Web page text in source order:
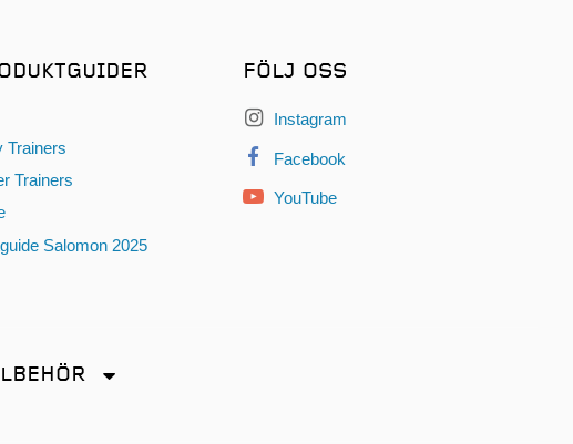
Trainers
Trainers
Salomon 2025
FÖLJ OSS
Instagram
Facebook
YouTube